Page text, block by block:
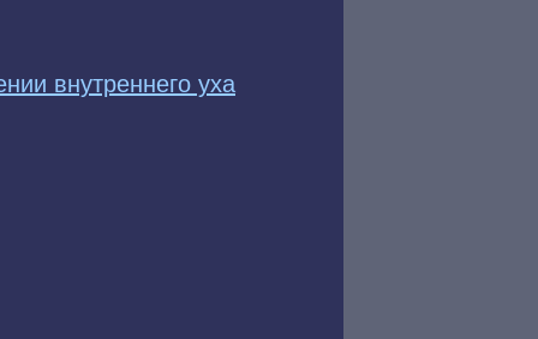
внутреннего уха